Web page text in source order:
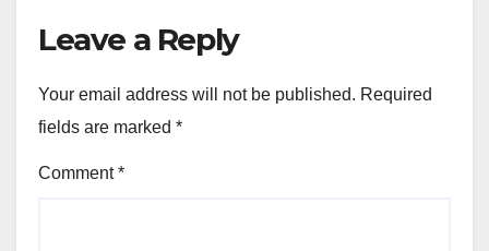
Leave a Reply
Your email address will not be published. Required
fields are marked *
Comment*